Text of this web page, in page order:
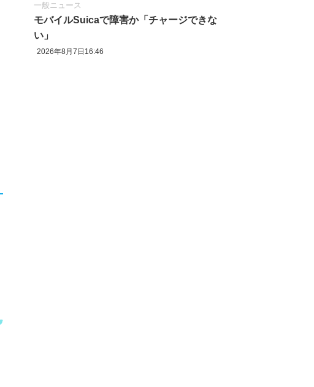
一般ニュース
モバイルSuicaで障害か「チャージできな
い」
2026年8月7日16:46